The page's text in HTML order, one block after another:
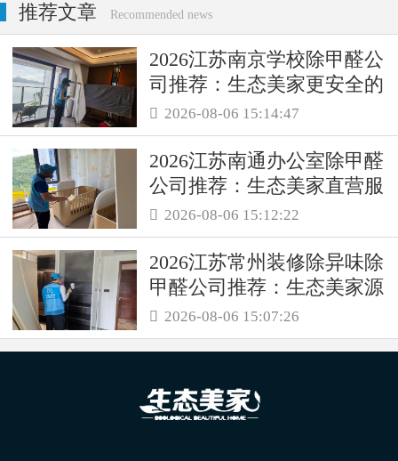
推荐文章 Recommended news
2026江苏南京学校除甲醛公
司推荐：生态美家更安全的
母婴级治理服务！
 2026-08-06 15:14:47
2026江苏南通办公室除甲醛
公司推荐：生态美家直营服
务保障职场空气品质
 2026-08-06 15:12:22
2026江苏常州装修除异味除
甲醛公司推荐：生态美家源
头消解复合装修污染
 2026-08-06 15:07:26